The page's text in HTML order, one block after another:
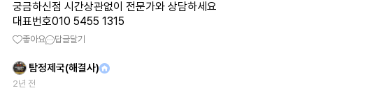
궁금하신점 시간상관없이 전문가와 상담하세요
대표번호010 5455 1315
좋아요 답글달기
탐정제국(해결사)
2년 전